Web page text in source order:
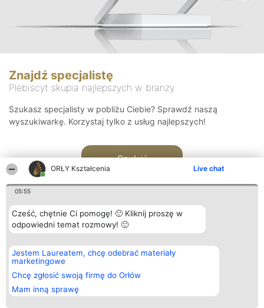
ORŁY Kształcenia Live chat
05:55
Cześć, chętnie Ci pomogę! 🙂 Kliknij proszę w
odpowiedni temat rozmowy! 🙂
Jestem Laureatem, chcę odebrać materiały
marketingowe
Chcę zgłosić swoją firmę do Orłów
Mam inną sprawę
Znajdź specjalistę
Plebiscyt skupia najlepszych w branży
Szukasz specjalisty w pobliżu Ciebie? Sprawdź naszą
wyszukiwarkę. Korzystaj tylko z usług najlepszych!
Szukaj
Organizator plebiscytu
Bright Side Solutions sp. z o.
o. sp. k.
ul. Ruska 22
Wrocław 50-079
KRS 0000749100 | Regon
381313360 | NIP 8943132676
Plebiscyt
Laureaci
wszystkich
Laureatów
Regulamin
Kontakt
Kontakt